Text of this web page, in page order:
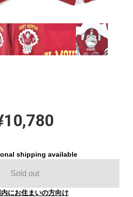
shipping available
Sold out
内にお住まいの方向け